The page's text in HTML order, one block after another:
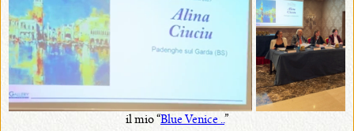
il mio “ Blue Venice ..”